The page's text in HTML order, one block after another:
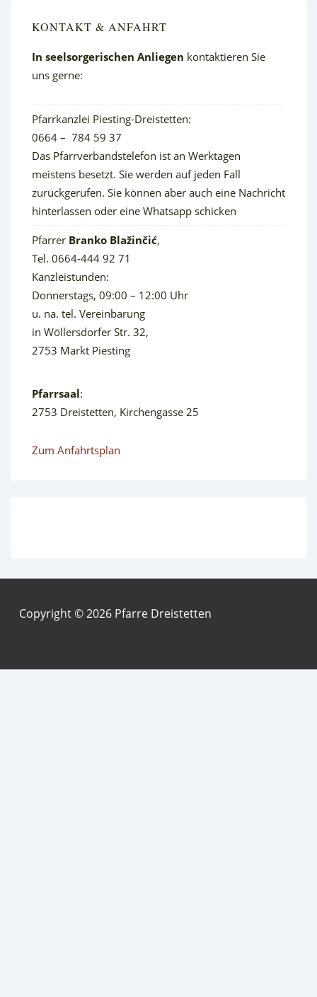
KONTAKT & ANFAHRT
In seelsorgerischen Anliegen kontaktieren Sie
uns gerne:
Pfarrkanzlei Piesting-Dreistetten:
0664 – 784 59 37
Das Pfarrverbandstelefon ist an Werktagen
meistens besetzt. Sie werden auf jeden Fall
zurückgerufen. Sie können aber auch eine Nachricht
hinterlassen oder eine Whatsapp schicken
Pfarrer Branko Blažinčić,
Tel. 0664-444 92 71
Kanzleistunden:
Donnerstags, 09:00 – 12:00 Uhr
u. na. tel. Vereinbarung
in Wöllersdorfer Str. 32,
2753 Markt Piesting
Pfarrsaal:
2753 Dreistetten, Kirchengasse 25
Zum Anfahrtsplan
Copyright © 2026 Pfarre Dreistetten